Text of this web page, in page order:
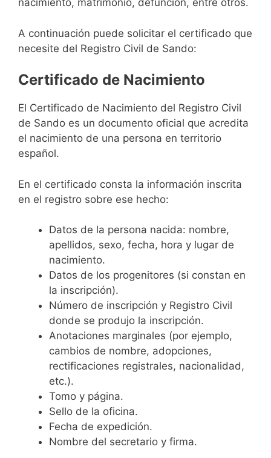
nacimiento, matrimonio, defunción, entre otros.
A continuación puede solicitar el certificado que
necesite del Registro Civil de Sando:
Certificado de Nacimiento
El Certificado de Nacimiento del Registro Civil
de Sando es un documento oficial que acredita
el nacimiento de una persona en territorio
español.
En el certificado consta la información inscrita
en el registro sobre ese hecho:
Datos de la persona nacida: nombre,
apellidos, sexo, fecha, hora y lugar de
nacimiento.
Datos de los progenitores (si constan en
la inscripción).
Número de inscripción y Registro Civil
donde se produjo la inscripción.
Anotaciones marginales (por ejemplo,
cambios de nombre, adopciones,
rectificaciones registrales, nacionalidad,
etc.).
Tomo y página.
Sello de la oficina.
Fecha de expedición.
Nombre del secretario y firma.